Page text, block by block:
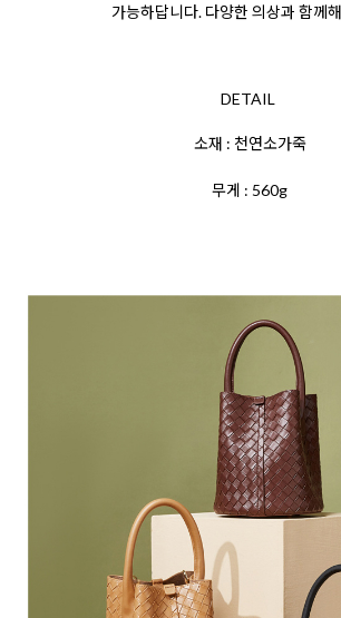
가능하답니다. 다양한 의상과 함께
DETAIL
소재 : 천연소가죽
무게 : 560g